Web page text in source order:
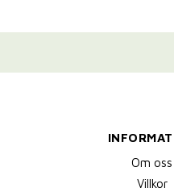
Om oss
Villkor